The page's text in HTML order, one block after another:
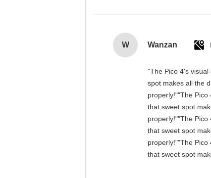
W Wanzan
"The Pico 4's
spot makes all the
properly!""The Pico
that sweet spot
properly!""The Pico
that sweet spot
properly!""The Pico
that sweet spot